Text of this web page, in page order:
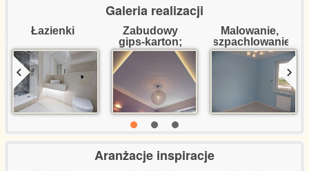
Galeria realizacji
Łazienki
Zabudowy
gips-karton;
dekoracje
Malowanie,
szpachlowanie
Aranżacje inspiracje